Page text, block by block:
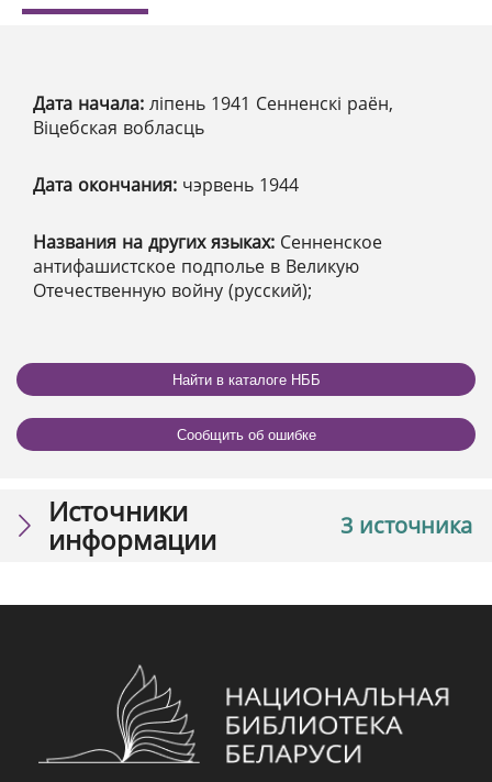
Дата начала: ліпень 1941 Сенненскі раён,
Віцебская вобласць
Дата окончания: чэрвень 1944
Названия на других языках: Сенненское
антифашистское подполье в Великую
Отечественную войну (русский);
Найти в каталоге НББ
Сообщить об ошибке
3 источника
Источники
информации